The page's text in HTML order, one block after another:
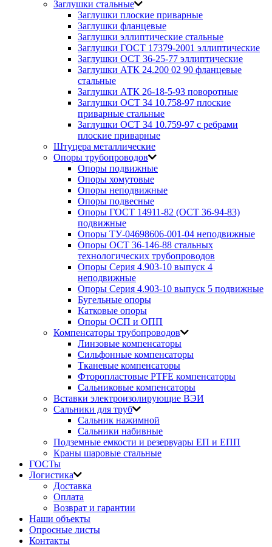
Заглушки стальные
Заглушки плоские приварные
Заглушки фланцевые
Заглушки эллиптические стальные
Заглушки ГОСТ 17379-2001 эллиптические
Заглушки ОСТ 36-25-77 эллиптические
Заглушки АТК 24.200 02 90 фланцевые
стальные
Заглушки АТК 26-18-5-93 поворотные
Заглушки ОСТ 34 10.758-97 плоские
приварные стальные
Заглушки ОСТ 34 10.759-97 с ребрами
плоские приварные
Штуцера металлические
Опоры трубопроводов
Опоры подвижные
Опоры хомутовые
Опоры неподвижные
Опоры подвесные
Опоры ГОСТ 14911-82 (ОСТ 36-94-83)
подвижные
Опоры ТУ-04698606-001-04 неподвижные
Опоры ОСТ 36-146-88 стальных
технологических трубопроводов
Опоры Серия 4.903-10 выпуск 4
неподвижные
Опоры Серия 4.903-10 выпуск 5 подвижные
Бугельные опоры
Катковые опоры
Опоры ОСП и ОПП
Компенсаторы трубопроводов
Линзовые компенсаторы
Сильфонные компенсаторы
Тканевые компенсаторы
Фторопластовые PTFE компенсаторы
Сальниковые компенсаторы
Вставки электроизолирующие ВЭИ
Сальники для труб
Сальник нажимной
Сальники набивные
Подземные емкости и резервуары ЕП и ЕПП
Краны шаровые стальные
ГОСТы
Логистика
Доставка
Оплата
Возврат и гарантии
Наши объекты
Опросные листы
Контакты